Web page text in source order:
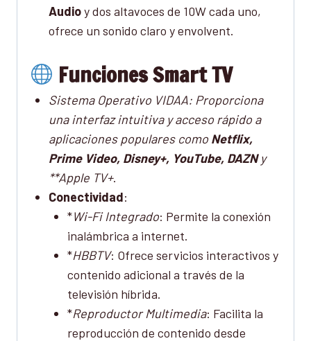
Audioy dos altavoces de 10W cada uno,
ofrece un sonido claro y envolvent.
Funciones Smart TV
Sistema Operativo VIDAA: Proporciona
una interfaz intuitiva y acceso rápido a
aplicaciones populares como Netflix,
Prime Video, Disney+, YouTube, DAZNy
**Apple TV+.
Conectividad:
*Wi-Fi Integrado: Permite la conexión
inalámbrica a internet.
*HBBTV: Ofrece servicios interactivos y
contenido adicional a través de la
televisión híbrida.
*Reproductor Multimedia: Facilita la
reproducción de contenido desde